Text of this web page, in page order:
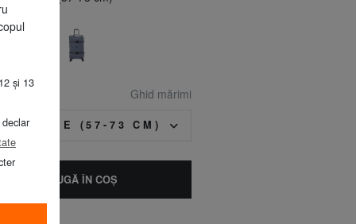
Ghid mărimi
MEDIE (57-73 CM)
ADAUGĂ ÎN COŞ
și 13
declar